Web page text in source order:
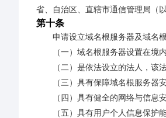
省、自治区、直辖市通信管理局（
第十条
申请设立域名根服务器及域名
（一）域名根服务器设置在境
（二）是依法设立的法人，该
（三）具有保障域名根服务
（四）具有健全的网络与信息
（五）具有用户个人信息保护